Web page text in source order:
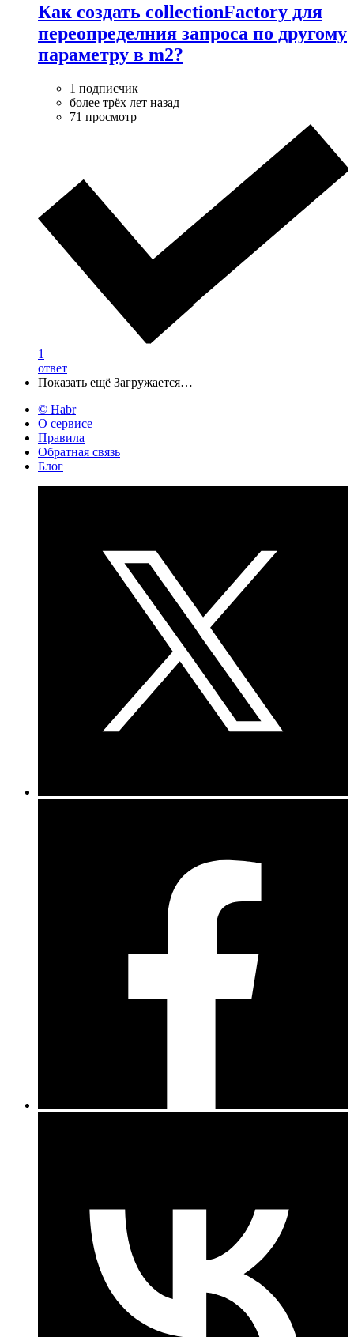
Как создать collectionFactory для
переопределния запроса по другому
параметру в m2?
1 подписчик
более трёх лет назад
71 просмотр
1
ответ
Показать ещё Загружается…
© Habr
О сервисе
Правила
Обратная связь
Блог